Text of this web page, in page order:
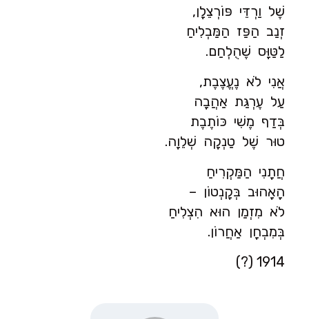
שֶׁל וַרְדֵּי פּוֹרְצֵלָן,
זְנַב הַפַּז הַמַּבְלִיחַ
לַטַּוָּס שֶׁהֻלְחַם.
אֲנִי לֹא נֶעֱצֶבֶת,
עַל עֶרְגַּת אַהֲבָה
בְּדַף מֶשִׁי כּוֹתֶבֶת
טוּר שֶׁל טַנְקָה שְׁלֵוָה.
חֲתָנִי הַמַּקְרִיחַ
הָאָהוּב בְּקָנְטוֹן –
לֹא מִזְמַן הוּא הִצְלִיחַ
בְּמִבְחָן אַחֲרוֹן.
1914 (?)